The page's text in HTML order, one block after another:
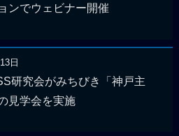
ンでウェビナー開催
日
研究会がみちびき「神戸主
見学会を実施